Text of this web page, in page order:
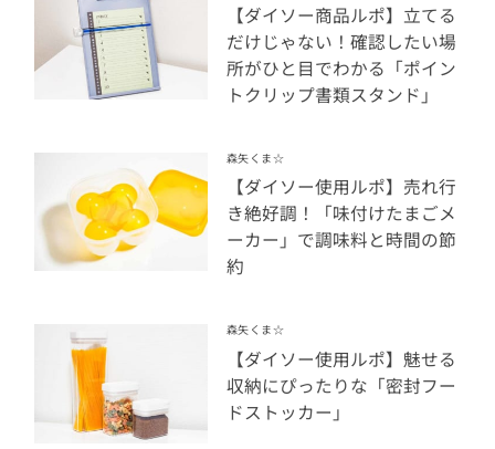
【ダイソー商品ルポ】立てる
だけじゃない！確認したい場
所がひと目でわかる「ポイン
トクリップ書類スタンド」
森矢くま☆
【ダイソー使用ルポ】売れ行
き絶好調！「味付けたまごメ
ーカー」で調味料と時間の節
約
森矢くま☆
【ダイソー使用ルポ】魅せる
収納にぴったりな「密封フー
ドストッカー」